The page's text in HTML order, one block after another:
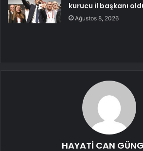
kurucu il başkanı
Ağustos 8, 2026
HAYATİ CAN